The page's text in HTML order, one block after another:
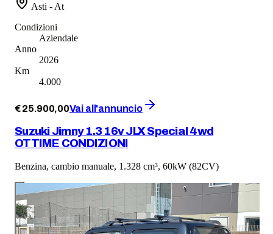
Asti - At
Condizioni
Aziendale
Anno
2026
Km
4.000
€25.900,00Vai all'annuncio
Suzuki Jimny 1.3 16v JLX Special 4wd
OTTIME CONDIZIONI
Benzina, cambio manuale, 1.328 cm³, 60kW (82CV)